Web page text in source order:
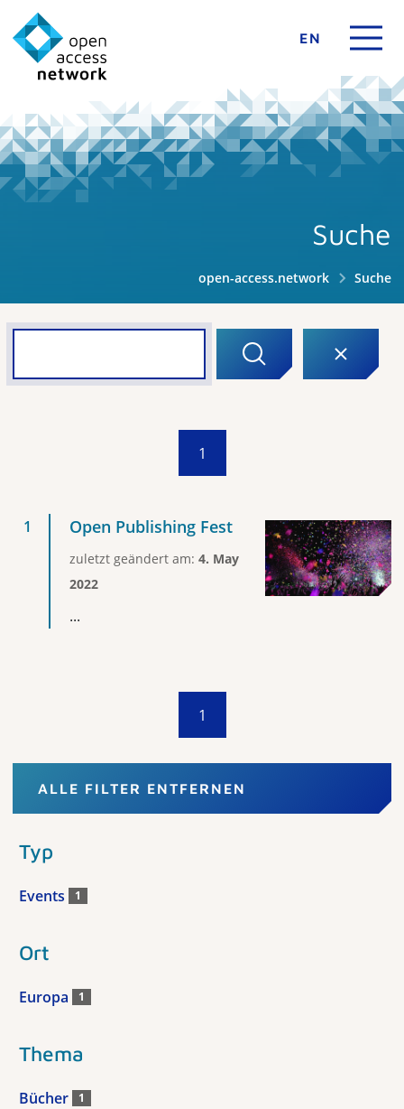
EN
Suche
open-access.network Suche
1
Open Publishing Fest
zuletzt geändert am: 4. May
2022
...
1
ALLE FILTER ENTFERNEN
Typ
Events 1
Ort
Europa 1
Thema
Bücher 1